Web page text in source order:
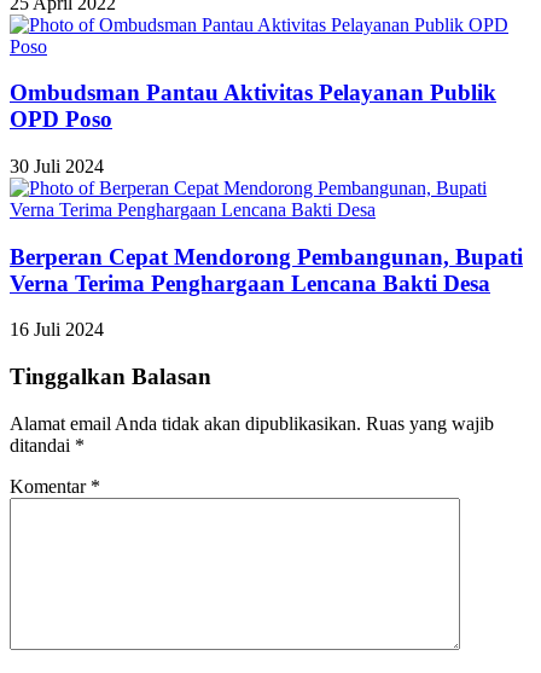
Ombudsman Pantau Aktivitas Pelayanan Publik
OPD Poso
30 Juli 2024
Berperan Cepat Mendorong Pembangunan, Bupati
Verna Terima Penghargaan Lencana Bakti Desa
16 Juli 2024
Tinggalkan Balasan
Alamat email Anda tidak akan dipublikasikan. Ruas yang wajib
ditandai *
Komentar *